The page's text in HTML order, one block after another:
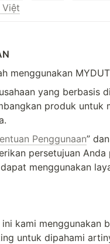
Việt
menggunakan
yang berbasis
produk untuk
Penggunaan”
persetujuan Anda
menggunakan
kami menggunakan
untuk dipahami